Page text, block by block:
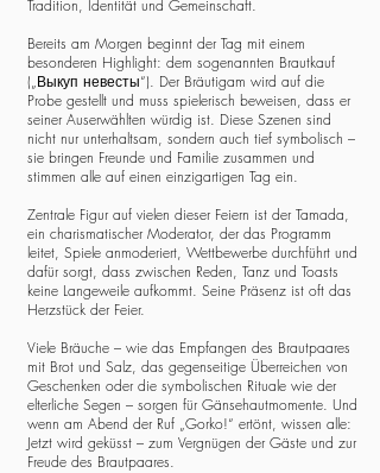
Tradition, Identität und Gemeinschaft.
Bereits am Morgen beginnt der Tag mit einem
besonderen Highlight: dem sogenannten Brautkauf
(„Выкуп невесты“). Der Bräutigam wird auf die
Probe gestellt und muss spielerisch beweisen, dass er
seiner Auserwählten würdig ist. Diese Szenen sind
nicht nur unterhaltsam, sondern auch tief symbolisch –
sie bringen Freunde und Familie zusammen und
stimmen alle auf einen einzigartigen Tag ein.
Zentrale Figur auf vielen dieser Feiern ist der Tamada,
ein charismatischer Moderator, der das Programm
leitet, Spiele anmoderiert, Wettbewerbe durchführt und
dafür sorgt, dass zwischen Reden, Tanz und Toasts
keine Langeweile aufkommt. Seine Präsenz ist oft das
Herzstück der Feier.
Viele Bräuche – wie das Empfangen des Brautpaares
mit Brot und Salz, das gegenseitige Überreichen von
Geschenken oder die symbolischen Rituale wie der
elterliche Segen – sorgen für Gänsehautmomente. Und
wenn am Abend der Ruf „Gorko!“ ertönt, wissen alle:
Jetzt wird geküsst – zum Vergnügen der Gäste und zur
Freude des Brautpaares.